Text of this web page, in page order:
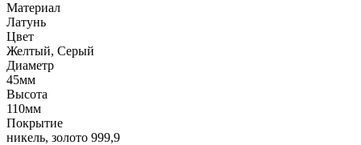
Материал
Латунь
Цвет
Желтый, Серый
Диаметр
45мм
Высота
110мм
Покрытие
никель, золото 999,9